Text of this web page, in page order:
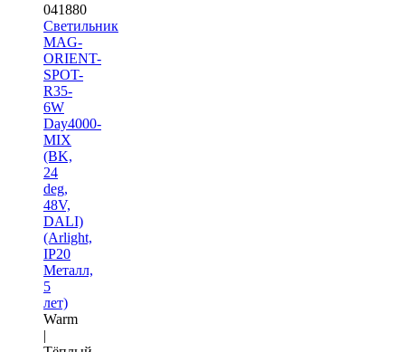
041880
Светильник
MAG-
ORIENT-
SPOT-
R35-
6W
Day4000-
MIX
(BK,
24
deg,
48V,
DALI)
(Arlight,
IP20
Металл,
5
лет)
Warm
|